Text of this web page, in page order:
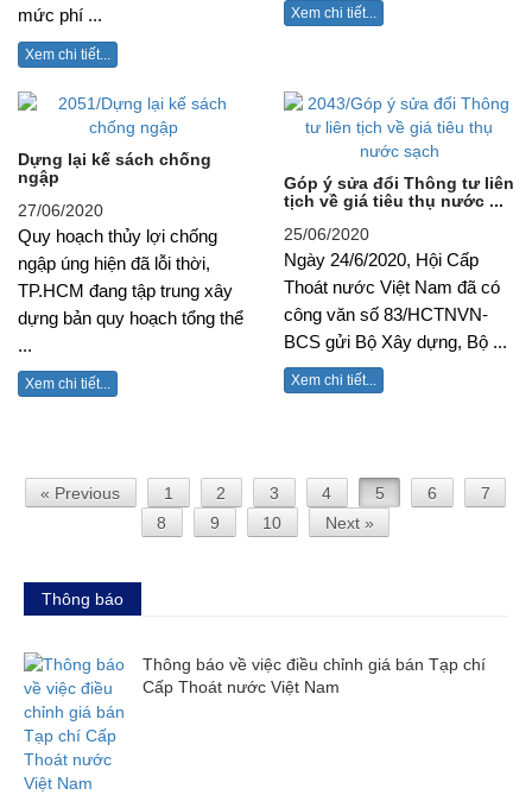
mức phí ...
Xem chi tiết...
Xem chi tiết...
Dựng lại kế sách chống
ngập
27/06/2020
Quy hoạch thủy lợi chống
ngập úng hiện đã lỗi thời,
TP.HCM đang tập trung xây
dựng bản quy hoạch tổng thể
...
Xem chi tiết...
Góp ý sửa đổi Thông tư liên
tịch về giá tiêu thụ nước ...
25/06/2020
Ngày 24/6/2020, Hội Cấp
Thoát nước Việt Nam đã có
công văn số 83/HCTNVN-
BCS gửi Bộ Xây dựng, Bộ ...
Xem chi tiết...
« Previous 1 2 3 4 5 6
7
8
9 10 Next »
Thông báo
Thông báo về việc điều chỉnh giá bán Tạp chí
Cấp Thoát nước Việt Nam